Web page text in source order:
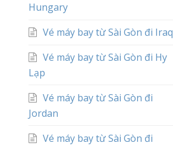
Hungary
Vé máy bay từ Sài Gòn đi Iraq
Vé máy bay từ Sài Gòn đi Hy
Lạp
Vé máy bay từ Sài Gòn đi
Jordan
Vé máy bay từ Sài Gòn đi